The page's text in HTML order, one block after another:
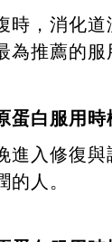
時，消化
為推薦的服
蛋白服用
進入修復
的人。